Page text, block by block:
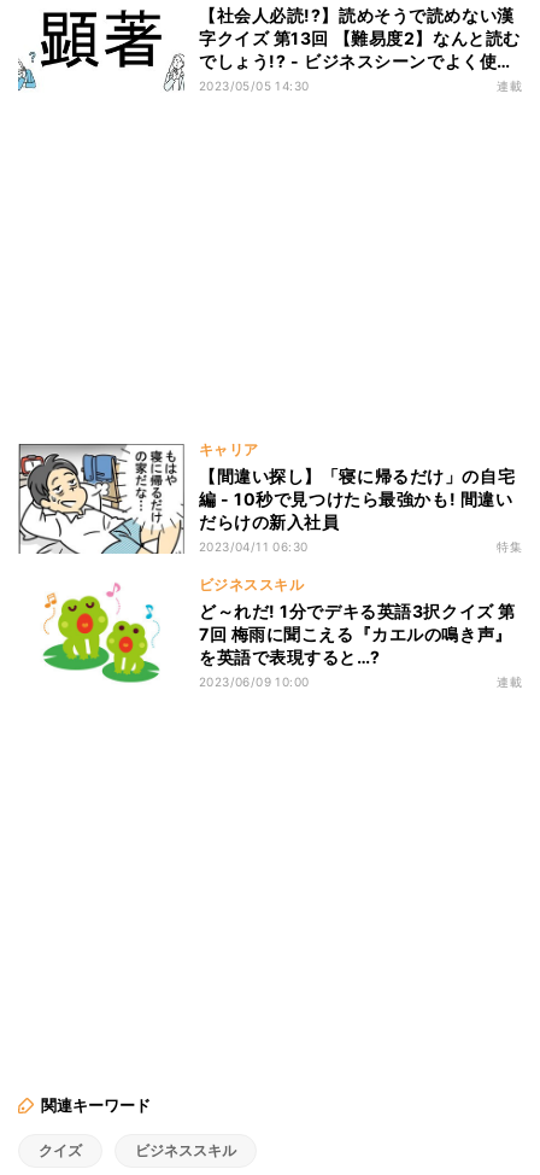
【社会人必読!?】読めそうで読めない漢
字クイズ 第13回 【難易度2】なんと読む
でしょう!? - ビジネスシーンでよく使う
かも!
2023/05/05 14:30 連載
キャリア
【間違い探し】「寝に帰るだけ」の自宅
編 - 10秒で見つけたら最強かも! 間違い
だらけの新入社員
2023/04/11 06:30 特集
ビジネススキル
ど～れだ! 1分でデキる英語3択クイズ 第
7回 梅雨に聞こえる『カエルの鳴き声』
を英語で表現すると…?
2023/06/09 10:00 連載
関連キーワード
クイズ ビジネススキル